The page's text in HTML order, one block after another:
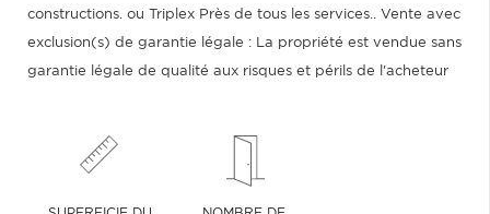
constructions. ou Triplex Près de tous les services.. Vente avec
exclusion(s) de garantie légale : La propriété est vendue sans
garantie légale de qualité aux risques et périls de l'acheteur